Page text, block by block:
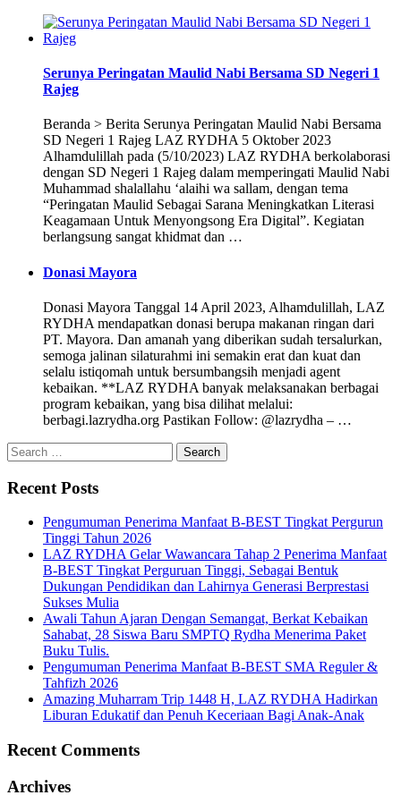
Serunya Peringatan Maulid Nabi Bersama SD Negeri 1
Rajeg
Beranda > Berita Serunya Peringatan Maulid Nabi Bersama
SD Negeri 1 Rajeg LAZ RYDHA 5 Oktober 2023
Alhamdulillah pada (5/10/2023) LAZ RYDHA berkolaborasi
dengan SD Negeri 1 Rajeg dalam memperingati Maulid Nabi
Muhammad shalallahu ‘alaihi wa sallam, dengan tema
“Peringatan Maulid Sebagai Sarana Meningkatkan Literasi
Keagamaan Untuk Menyongsong Era Digital”. Kegiatan
berlangsung sangat khidmat dan …
Donasi Mayora
Donasi Mayora Tanggal 14 April 2023, Alhamdulillah, LAZ
RYDHA mendapatkan donasi berupa makanan ringan dari
PT. Mayora. Dan amanah yang diberikan sudah tersalurkan,
semoga jalinan silaturahmi ini semakin erat dan kuat dan
selalu istiqomah untuk bersumbangsih menjadi agent
kebaikan. **LAZ RYDHA banyak melaksanakan berbagai
program kebaikan, yang bisa dilihat melalui:
berbagi.lazrydha.org Pastikan Follow: @lazrydha – …
Recent Posts
Pengumuman Penerima Manfaat B-BEST Tingkat Pergurun
Tinggi Tahun 2026
LAZ RYDHA Gelar Wawancara Tahap 2 Penerima Manfaat
B-BEST Tingkat Perguruan Tinggi, Sebagai Bentuk
Dukungan Pendidikan dan Lahirnya Generasi Berprestasi
Sukses Mulia
Awali Tahun Ajaran Dengan Semangat, Berkat Kebaikan
Sahabat, 28 Siswa Baru SMPTQ Rydha Menerima Paket
Buku Tulis.
Pengumuman Penerima Manfaat B-BEST SMA Reguler &
Tahfizh 2026
Amazing Muharram Trip 1448 H, LAZ RYDHA Hadirkan
Liburan Edukatif dan Penuh Keceriaan Bagi Anak-Anak
Recent Comments
Archives